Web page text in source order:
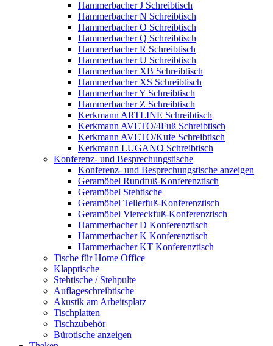
Hammerbacher J Schreibtisch
Hammerbacher N Schreibtisch
Hammerbacher O Schreibtisch
Hammerbacher Q Schreibtisch
Hammerbacher R Schreibtisch
Hammerbacher U Schreibtisch
Hammerbacher XB Schreibtisch
Hammerbacher XS Schreibtisch
Hammerbacher Y Schreibtisch
Hammerbacher Z Schreibtisch
Kerkmann ARTLINE Schreibtisch
Kerkmann AVETO/4Fuß Schreibtisch
Kerkmann AVETO/Kufe Schreibtisch
Kerkmann LUGANO Schreibtisch
Konferenz- und Besprechungstische
Konferenz- und Besprechungstische anzeigen
Geramöbel Rundfuß-Konferenztisch
Geramöbel Stehtische
Geramöbel Tellerfuß-Konferenztisch
Geramöbel Viereckfuß-Konferenztisch
Hammerbacher D Konferenztisch
Hammerbacher K Konferenztisch
Hammerbacher KT Konferenztisch
Tische für Home Office
Klapptische
Stehtische / Stehpulte
Auflageschreibtische
Akustik am Arbeitsplatz
Tischplatten
Tischzubehör
Bürotische anzeigen